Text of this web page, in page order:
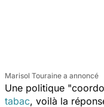
Marisol Touraine a annoncé
Une politique
tabac, voilà la